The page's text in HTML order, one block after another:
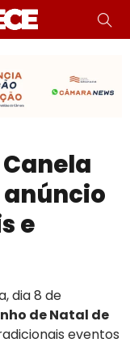
e
dia 8 de
de Natal de
eventos